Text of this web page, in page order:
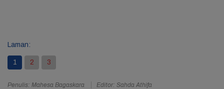
Laman:
1 2 3
Penulis: Mahesa Bagaskara Editor: Sahda Athifa